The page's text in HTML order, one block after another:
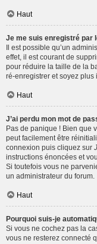
Haut
Je me suis enregistré par
Il est possible qu’un
effet, il est courant de
pour réduire la taille de la
ré-enregistrer et soyez plus
Haut
J’ai perdu mon mot de
Pas de panique ! Bien que
peut facilement être
connexion puis cliquez sur
instructions énoncées et
Si toutefois vous ne
un administrateur du forum.
Haut
Pourquoi suis-je
Si vous ne cochez pas la
vous ne resterez connecté